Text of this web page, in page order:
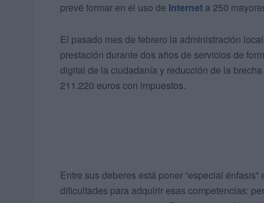
prevé formar en el uso de Internet a 250
El pasado mes de febrero la administración
prestación durante dos años de servicios de
digital de la ciudadanía y reducción de la
211.220 euros con impuestos.
Entre sus deberes está poner “especial
dificultades para adquirir esas competencias: